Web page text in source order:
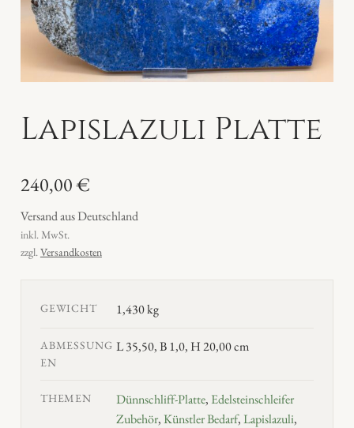
Lapislazuli Platte
240,00€
Versand aus Deutschland
inkl. MwSt.
zzgl.Versandkosten
GEWICHT 1,430 kg
ABMESSUNG
EN
L 35,50, B 1,0, H 20,00 cm
THEMEN Dünnschliff-Platte, Edelsteinschleifer
Zubehör,Künstler Bedarf,Lapislazuli,